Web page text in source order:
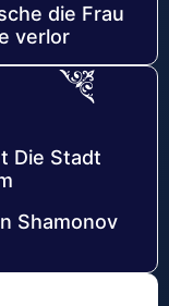
die Frau
verlor
Die Stadt
Shamonov